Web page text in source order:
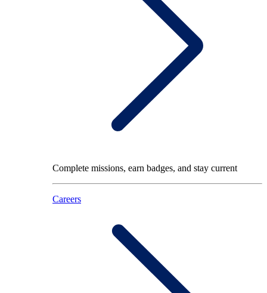
Complete missions, earn badges, and stay current
Careers